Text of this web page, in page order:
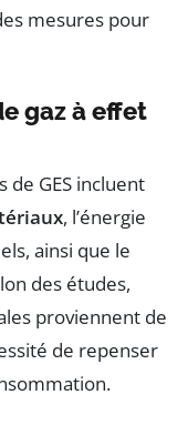
mesures pour
gaz à effet
de GES incluent
, l’énergie
ainsi que le
des études,
proviennent de
de repenser